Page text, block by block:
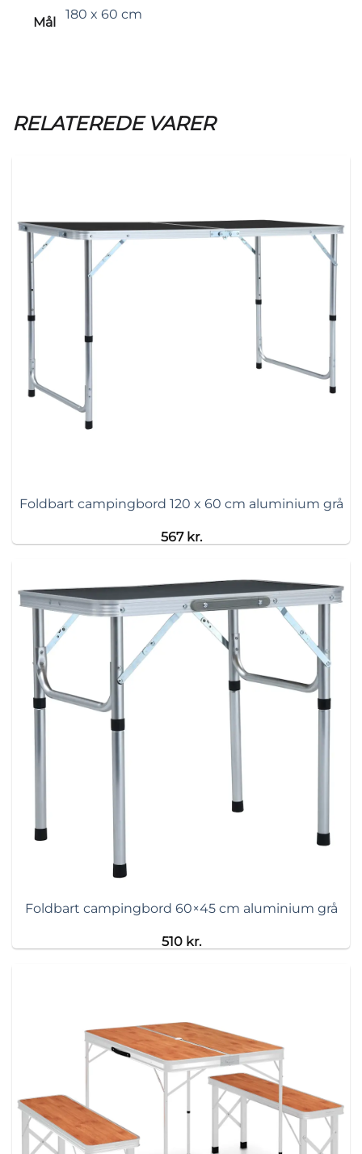
Mål
180 x 60 cm
RELATEREDE VARER
Foldbart campingbord 120 x 60 cm aluminium grå
567 kr.
Foldbart campingbord 60×45 cm aluminium grå
510 kr.